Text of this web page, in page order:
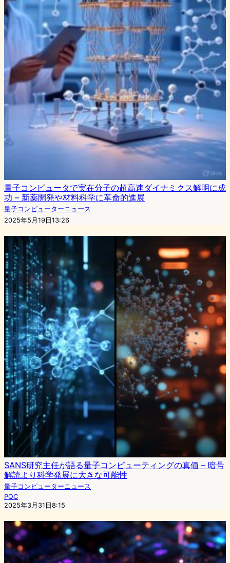
量子コンピュータで実在分子の超高速ダイナミクス解明に成
功 – 新薬開発や材料科学に革命的進展
量子コンピューターニュース
2025年5月19日13:26
SANS研究主任が語る量子コンピューティングの真価 – 暗号
解読より科学発展に大きな可能性
量子コンピューターニュース
PQC
2025年3月31日8:15